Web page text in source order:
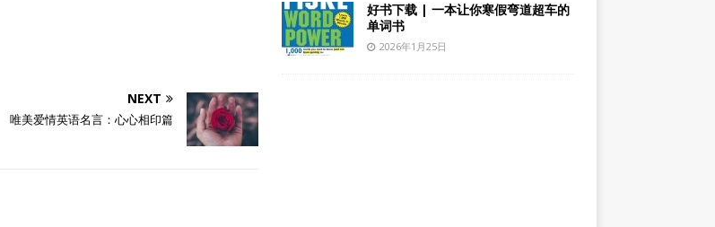
NEXT
唯美爱情英语名言：心心相印篇
好书下载 | 一本让你寒假弯道超车的
单词书
2026年1月25日